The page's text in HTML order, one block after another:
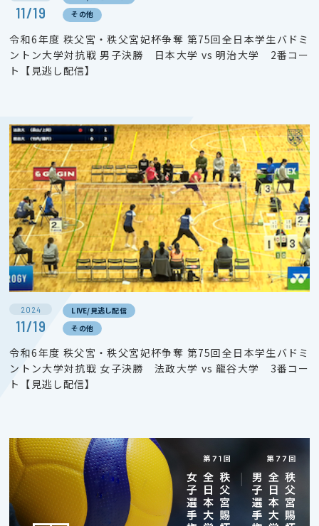
11/19
その他
令和6年度 秩父宮・秩父宮妃杯争奪 第75回全日本学生バドミ
ントン大学対抗戦 男子決勝 日本大学 vs 明治大学 2番コー
ト【見逃し配信】
2024
11/19
LIVE/見逃し配信
その他
令和6年度 秩父宮・秩父宮妃杯争奪 第75回全日本学生バドミ
ントン大学対抗戦 女子決勝 法政大学 vs 龍谷大学 3番コー
ト【見逃し配信】